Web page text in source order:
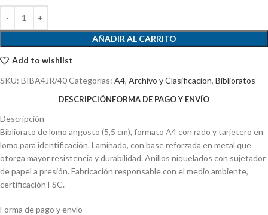
AÑADIR AL CARRITO
Add to wishlist
SKU: BIBA4JR/40Categorías: A4, Archivo y Clasificacion, Biblioratos
DESCRIPCIÓNFORMA DE PAGO Y ENVÍO
Descripción
Bibliorato de lomo angosto (5,5 cm), formato A4 con rado y tarjetero en
lomo para identificación. Laminado, con base reforzada en metal que
otorga mayor resistencia y durabilidad. Anillos niquelados con sujetador
de papel a presión. Fabricación responsable con el medio ambiente,
certificación FSC.
Forma de pago y envío